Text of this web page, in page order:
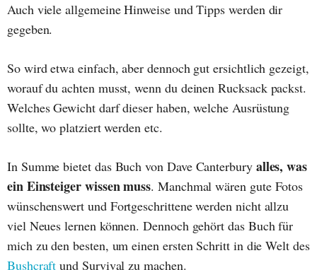
Auch viele allgemeine Hinweise und Tipps werden dir
gegeben.
So wird etwa einfach, aber dennoch gut ersichtlich gezeigt,
worauf du achten musst, wenn du deinen Rucksack packst.
Welches Gewicht darf dieser haben, welche Ausrüstung
sollte, wo platziert werden etc.
In Summe bietet das Buch von Dave Canterbury alles, was
ein Einsteiger wissen muss. Manchmal wären gute Fotos
wünschenswert und Fortgeschrittene werden nicht allzu
viel Neues lernen können. Dennoch gehört das Buch für
mich zu den besten, um einen ersten Schritt in die Welt des
Bushcraft und Survival zu machen.